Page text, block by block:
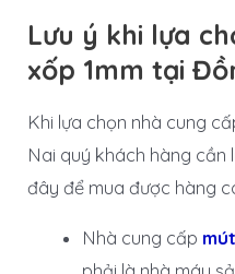
Lưu ý khi lựa
xốp 1mm tại
Khi lựa chọn nhà cung
Nai quý khách hàng cần
đây để mua được hàng
Nhà cung cấp